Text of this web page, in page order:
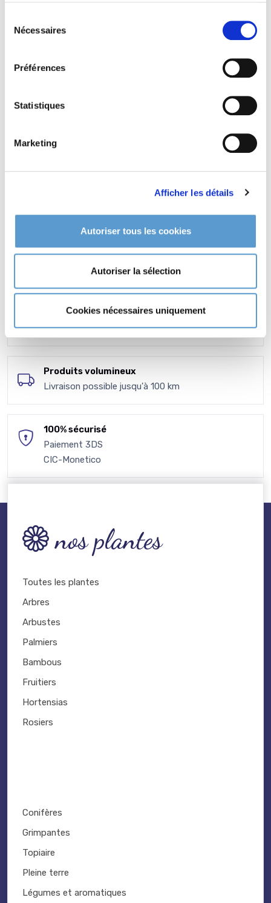
Nécessaires
Préférences
Statistiques
Marketing
Afficher les détails
Autoriser tous les cookies
Autoriser la sélection
Cookies nécessaires uniquement
en toute transparence
Contactez-nous
Nous demeurons
à votre disposition
Produits volumineux
Livraison possible jusqu'à 100 km
100% sécurisé
Paiement 3DS
CIC-Monetico
nos plantes
Toutes les plantes
Arbres
Arbustes
Palmiers
Bambous
Fruitiers
Hortensias
Rosiers
Conifères
Grimpantes
Topiaire
Pleine terre
Légumes et aromatiques